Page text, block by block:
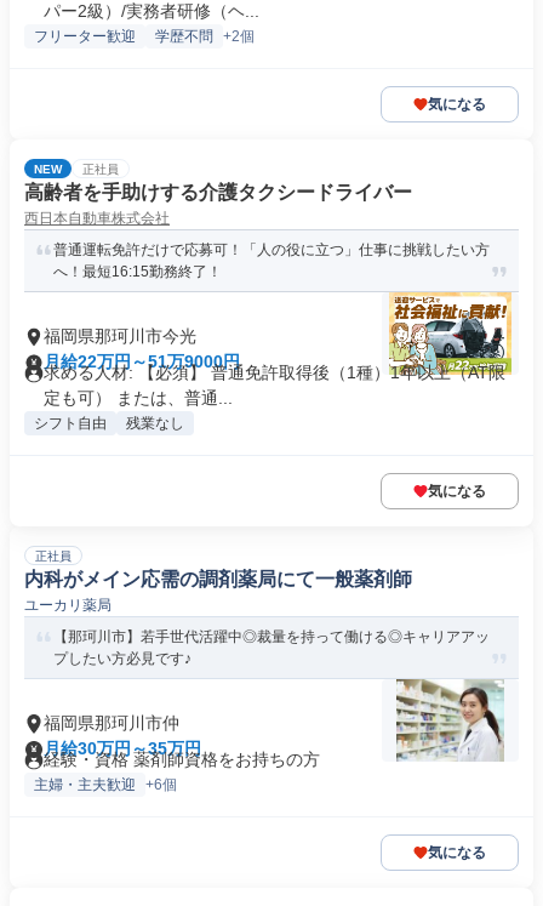
パー2級）/実務者研修（ヘ...
フリーター歓迎 学歴不問 +2個
気になる
NEW 正社員
高齢者を手助けする介護タクシードライバー
西日本自動車株式会社
普通運転免許だけで応募可！「人の役に立つ」仕事に挑戦したい方
へ！最短16:15勤務終了！
福岡県那珂川市今光
月給22万円～51万9000円
求める人材: 【必須】 普通免許取得後（1種）1年以上（AT限
定も可） または、普通...
シフト自由 残業なし
気になる
正社員
内科がメイン応需の調剤薬局にて一般薬剤師
ユーカリ薬局
【那珂川市】若手世代活躍中◎裁量を持って働ける◎キャリアアッ
プしたい方必見です♪
福岡県那珂川市仲
月給30万円～35万円
経験・資格 薬剤師資格をお持ちの方
主婦・主夫歓迎 +6個
気になる